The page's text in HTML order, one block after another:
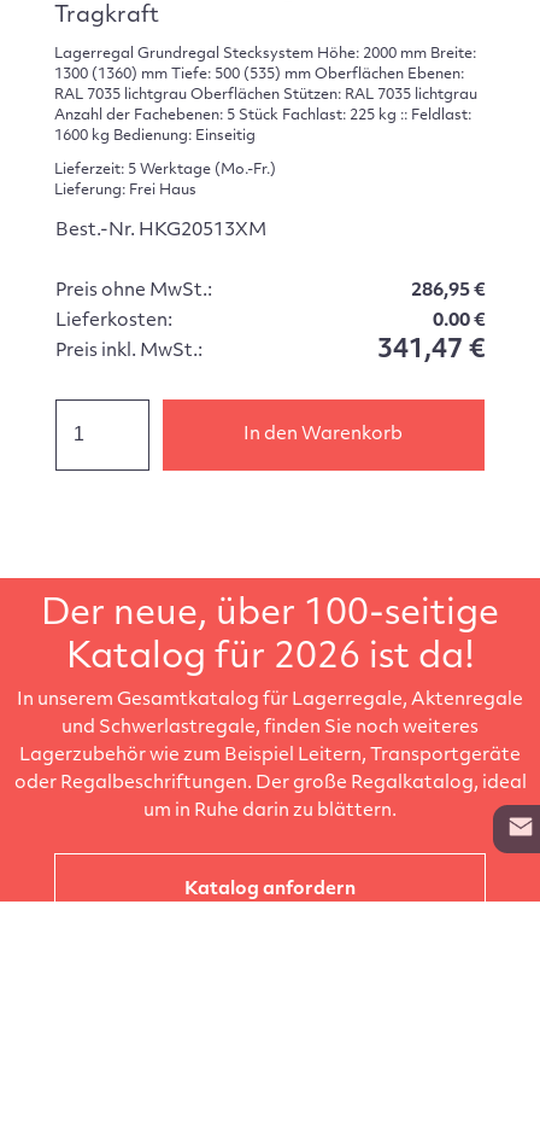
Tragkraft
Lagerregal Grundregal Stecksystem Höhe: 2000 mm Breite:
1300 (1360) mm Tiefe: 500 (535) mm Oberflächen Ebenen:
RAL 7035 lichtgrau Oberflächen Stützen: RAL 7035 lichtgrau
Anzahl der Fachebenen: 5 Stück Fachlast: 225 kg :: Feldlast:
1600 kg Bedienung: Einseitig
Lieferzeit: 5 Werktage (Mo.-Fr.)
Lieferung: Frei Haus
Best.-Nr. HKG20513XM
Preis ohne MwSt.:
286,95 €
Lieferkosten:
0.00 €
Preis inkl. MwSt.:
341,47 €
In den Warenkorb
Der neue, über 100-seitige
Katalog für 2026 ist da!
In unserem Gesamtkatalog für Lagerregale, Aktenregale
und Schwerlastregale, finden Sie noch weiteres
Lagerzubehör wie zum Beispiel Leitern, Transportgeräte
oder Regalbeschriftungen. Der große Regalkatalog, ideal
um in Ruhe darin zu blättern.
Katalog anfordern